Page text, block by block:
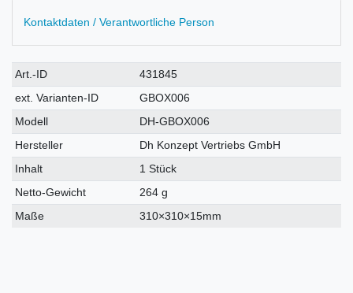
Kontaktdaten / Verantwortliche Person
Technisches
Merkmal
Wert
Art.-ID
431845
ext. Varianten-ID
GBOX006
Modell
DH-GBOX006
Hersteller
Dh Konzept Vertriebs GmbH
Inhalt
1 Stück
Netto-Gewicht
264 g
Maße
310×310×15mm